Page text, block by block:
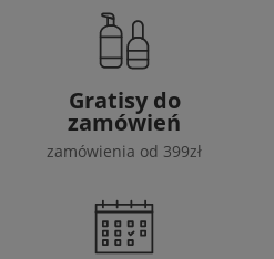
Gratisy do
zamówień
zamówienia od 399zł